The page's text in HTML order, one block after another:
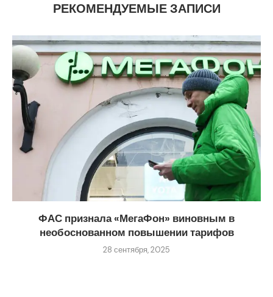
РЕКОМЕНДУЕМЫЕ ЗАПИСИ
ФАС признала «МегаФон» виновным в
необоснованном повышении тарифов
28 сентября, 2025